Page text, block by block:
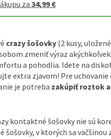
za 34,99 €
crazy šošovky (2 kusy,
zmeniť výraz
a pohodlia. Idete na
extra zjavom! Pre uchovanie
je potreba zakúpiť roztok
kontaktné šošovky nie sú
šošovky, v ktorých sa